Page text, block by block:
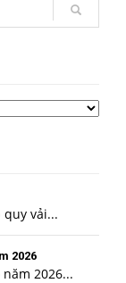
vải...
2026
2026...